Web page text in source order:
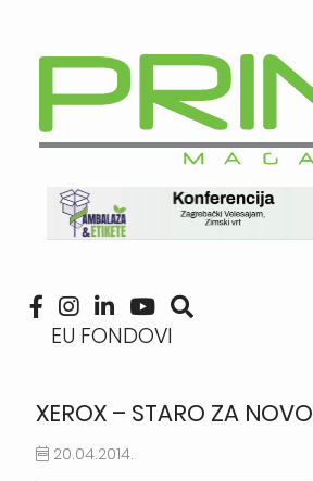
EU FONDOVI
XEROX – STARO ZA NOVO
20.04.2014.